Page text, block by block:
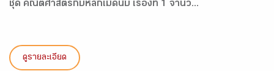
ชุด คณิตศาสตร์กับหลักเม็ดนับ เรื่องที่ 1 จำนว...
ดูรายละเอียด